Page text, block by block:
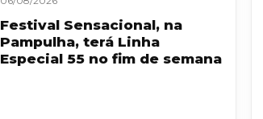
Festival Sensacional, na
Pampulha, terá Linha
Especial 55 no fim de semana